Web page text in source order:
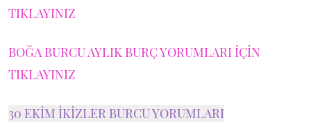
TIKLAYINIZ
BOĞA BURCU AYLIK BURÇ YORUMLARI İÇİN
TIKLAYINIZ
30 EKİM İKİZLER BURCU YORUMLARI